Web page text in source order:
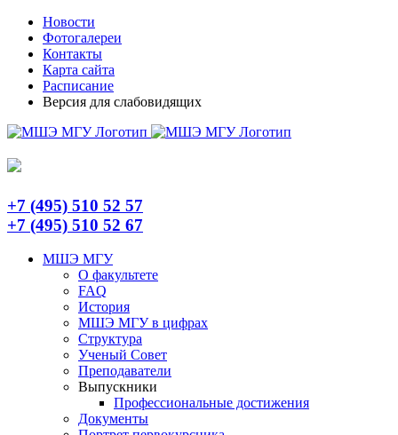
Skip
content
TelegramНовости
Фотогалереи
Контакты
Карта сайта
Расписание
Версия для слабовидящих
+7 (495) 510 52 57
+7 (495) 510 52 67
МШЭ МГУ
О факультете
FAQ
История
МШЭ МГУ в цифрах
Структура
Ученый Совет
Преподаватели
Выпускники
Профессиональные достижения
Документы